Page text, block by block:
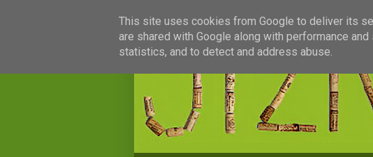
This site uses cookies from Google to deliver its
are shared with Google along with performance
statistics, and to detect and address abuse.